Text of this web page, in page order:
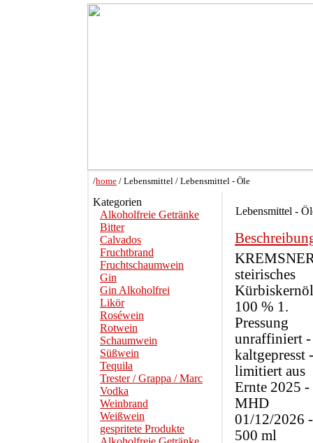
/home / Lebensmittel / Lebensmittel - Öle
Kategorien
Alkoholfreie Getränke
Bitter
Calvados
Fruchtbrand
Fruchtschaumwein
Gin
Gin Alkoholfrei
Likör
Roséwein
Rotwein
Schaumwein
Süßwein
Tequila
Trester / Grappa / Marc
Vodka
Weinbrand
Weißwein
gespritete Produkte
Lebensmittel -
steirisches
100 % 1.
Pressung
unraffiniert -
kaltgepresst -
limitiert aus
Ernte 2025 -
MHD
01/12/2026 -
500 ml